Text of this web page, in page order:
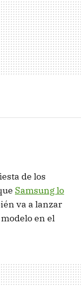
de los
Samsung lo
va a lanzar
en el